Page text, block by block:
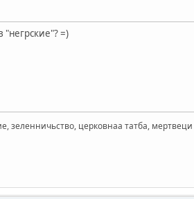
"негрские"? =)
зеленничьство, церковнаа татба,